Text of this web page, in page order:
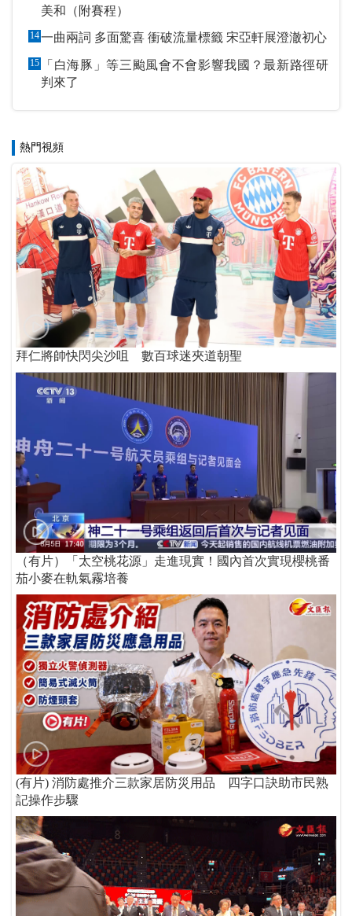
美和（附賽程）
14 一曲兩詞 多面驚喜 衝破流量標籤 宋亞軒展澄澈初心
15
「白海豚」等三颱風會不會影響我國？最新路徑研
判來了
熱門視頻
拜仁將帥快閃尖沙咀 數百球迷夾道朝聖
（有片）「太空桃花源」走進現實！國內首次實現櫻桃番
茄小麥在軌氣霧培養
(有片) 消防處推介三款家居防災用品 四字口訣助市民熟
記操作步驟